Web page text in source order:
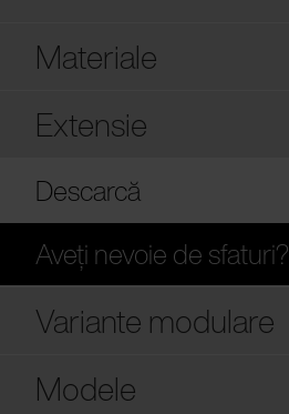
Materiale
Extensie
Descarcă
Aveți nevoie de sfaturi?
Variante modulare
Modele